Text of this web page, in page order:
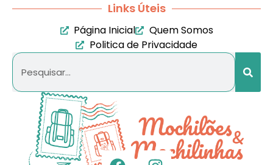
Links Úteis
Página Inicial
Quem Somos
Politica de Privacidade